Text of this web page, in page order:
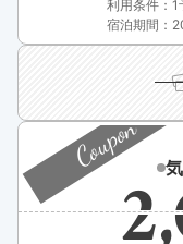
利用条件：
宿泊期間：
Coupon